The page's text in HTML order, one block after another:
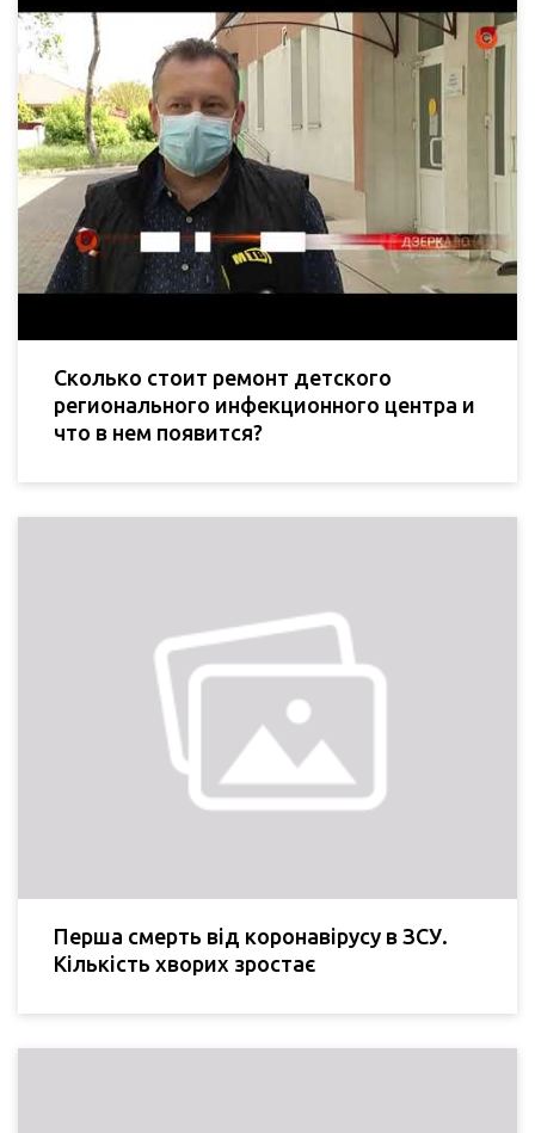
Сколько стоит ремонт детского
регионального инфекционного центра и
что в нем появится?
Перша смерть від коронавірусу в ЗСУ.
Кількість хворих зростає